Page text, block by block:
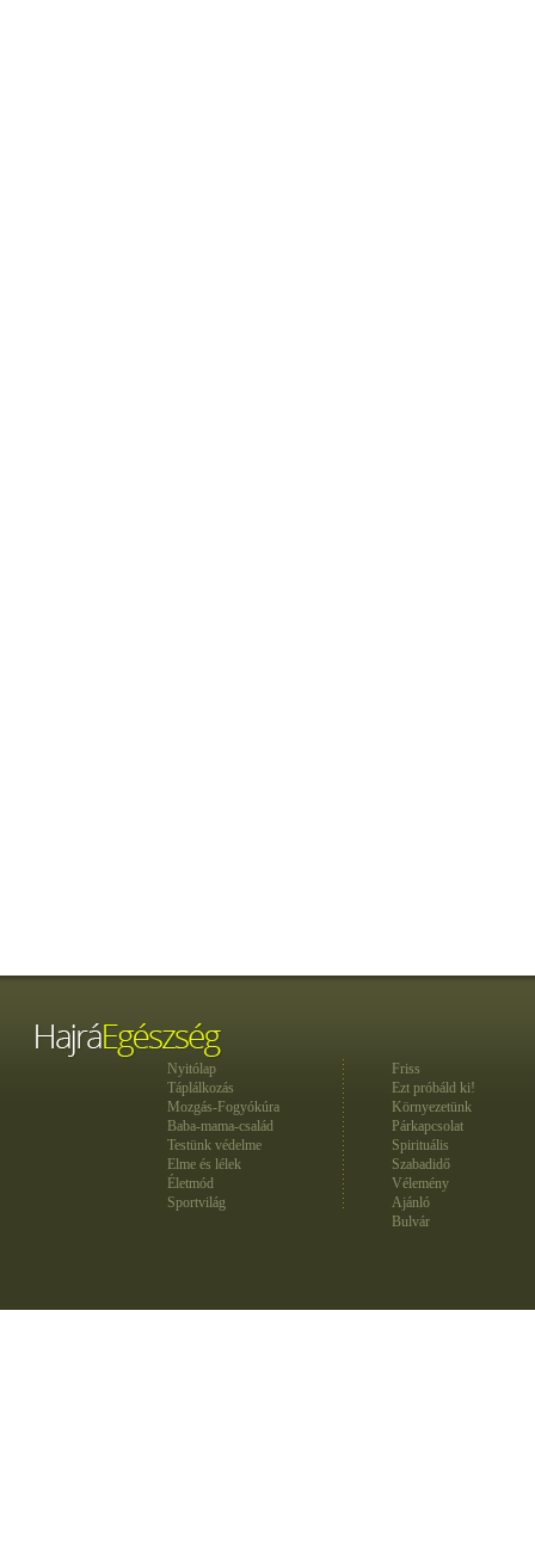
Nyitólap
Táplálkozás
Mozgás-Fogyókúra
Baba-mama-család
Testünk védelme
Elme és lélek
Életmód
Sportvilág
Friss
Ezt próbáld ki!
Környezetünk
Párkapcsolat
Spirituális
Szabadidő
Vélemény
Ajánló
Bulvár